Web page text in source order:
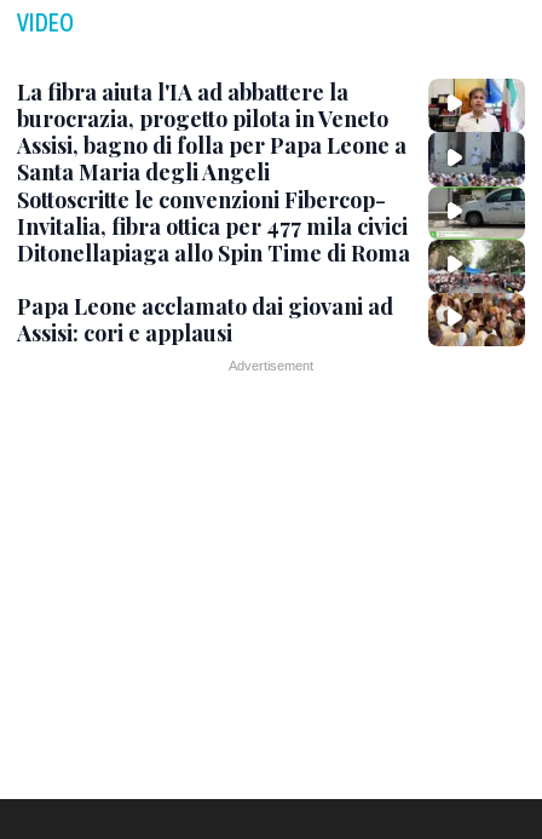
VIDEO
La fibra aiuta l'IA ad abbattere la
burocrazia, progetto pilota in Veneto
Assisi, bagno di folla per Papa Leone a
Santa Maria degli Angeli
Sottoscritte le convenzioni Fibercop-
Invitalia, fibra ottica per 477 mila civici
Ditonellapiaga allo Spin Time di Roma
Papa Leone acclamato dai giovani ad
Assisi: cori e applausi